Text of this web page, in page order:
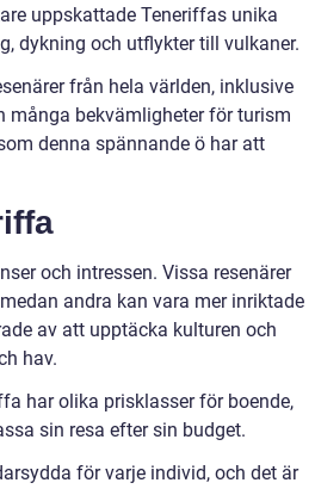
uppskattade Teneriffas unika
dykning och utflykter till vulkaner.
från hela världen, inklusive
många bekvämligheter för turism
denna spännande ö har att
och intressen. Vissa resenärer
andra kan vara mer inriktade
av att upptäcka kulturen och
hav.
har olika prisklasser för boende,
sin resa efter sin budget.
för varje individ, och det är